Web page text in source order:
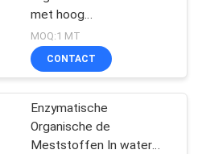
met hoog
stikstofgehalte Zuiver
aminozuurpoeder
MOQ:1 MT
CONTACT
Enzymatische
Organische de
Meststoffen In water